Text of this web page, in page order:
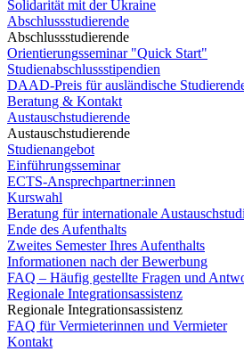
Solidarität mit der Ukraine
Abschlussstudierende
Abschlussstudierende
Orientierungsseminar "Quick Start"
Studienabschlussstipendien
DAAD-Preis für ausländische
Beratung & Kontakt
Austauschstudierende
Austauschstudierende
Studienangebot
Einführungsseminar
ECTS-Ansprechpartner:innen
Kurswahl
Beratung für internationale
Ende des Aufenthalts
Zweites Semester Ihres Aufenthalts
Informationen nach der Bewerbung
FAQ – Häufig gestellte Fragen und
Regionale Integrationsassistenz
Regionale Integrationsassistenz
FAQ für Vermieterinnen und Vermieter
Kontakt